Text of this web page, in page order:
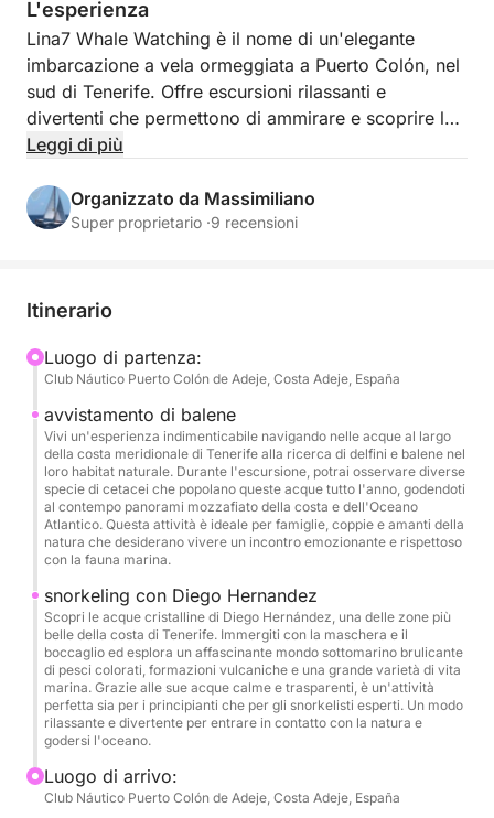
L'esperienza
Lina7 Whale Watching è il nome di un'elegante
imbarcazione a vela ormeggiata a Puerto Colón, nel
sud di Tenerife. Offre escursioni rilassanti e
divertenti che permettono di ammirare e scoprire la
splendida costa, scolpita dal vento e modellata dalle
isola vulcanica.
profonde, comodo e funzionale. Tutte le cabine
portaoggetti. Le cabine di poppa hanno accesso
diretto ai bagni, completi di doccia e acqua calda.
La zona cucina è attrezzata con un piano cottura a
tre fuochi, due lavelli, un forno e due frigoriferi.
La zona giorno è molto ampia e dispone di un tavolo
per otto persone e due divani. Il tavolo esterno e il
tendalino offrono le condizioni ideali per cenare
all'aperto. L'imbarcazione è dotata di zattera di
salvataggio e pannelli solari, garantendo la completa
indipendenza energetica. Ha una capacità di 900 litri
d'acqua.
L'imbarcazione è autorizzata per l'avvistamento
delle balene nel sud di Tenerife.
Durante le nostre escursioni, potrete avvistare le
balene pilota che popolano le acque intorno alle
Isole Canarie.
Leggi di più
Organizzato da Massimiliano
Super proprietario ·9 recensioni
Itinerario
Luogo di partenza:
Club Náutico Puerto Colón de Adeje, Costa Adeje, España
avvistamento di balene
Vivi un'esperienza indimenticabile navigando nelle acque al largo
della costa meridionale di Tenerife alla ricerca di delfini e balene nel
loro habitat naturale. Durante l'escursione, potrai osservare diverse
specie di cetacei che popolano queste acque tutto l'anno, godendoti
al contempo panorami mozzafiato della costa e dell'Oceano
Atlantico. Questa attività è ideale per famiglie, coppie e amanti della
natura che desiderano vivere un incontro emozionante e rispettoso
con la fauna marina.
snorkeling con Diego Hernandez
Scopri le acque cristalline di Diego Hernández, una delle zone più
belle della costa di Tenerife. Immergiti con la maschera e il
boccaglio ed esplora un affascinante mondo sottomarino brulicante
di pesci colorati, formazioni vulcaniche e una grande varietà di vita
marina. Grazie alle sue acque calme e trasparenti, è un'attività
perfetta sia per i principianti che per gli snorkelisti esperti. Un modo
rilassante e divertente per entrare in contatto con la natura e
godersi l'oceano.
Luogo di arrivo:
Club Náutico Puerto Colón de Adeje, Costa Adeje, España